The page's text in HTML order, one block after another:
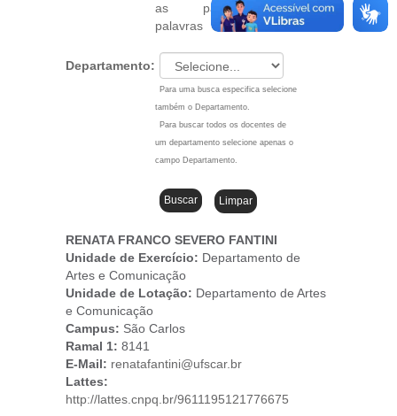
as
palavras
palavra
exata
Departamento:
Para uma busca especifica selecione
também o Departamento.
Para buscar todos os docentes de
um departamento selecione apenas o
campo Departamento.
RENATA FRANCO SEVERO FANTINI
Unidade de Exercício: Departamento de
Artes e Comunicação
Unidade de Lotação: Departamento de Artes
e Comunicação
Campus: São Carlos
Ramal 1: 8141
E-Mail: renatafantini@ufscar.br
Lattes:
http://lattes.cnpq.br/9611195121776675